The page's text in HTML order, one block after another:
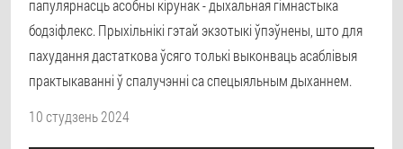
папулярнасць асобны кірунак - дыхальная гімнастыка
бодзіфлекс. Прыхільнікі гэтай экзотыкі ўпэўнены, што для
пахудання дастаткова ўсяго толькі выконваць асаблівыя
практыкаванні ў спалучэнні са спецыяльным дыханнем.
10 студзень 2024